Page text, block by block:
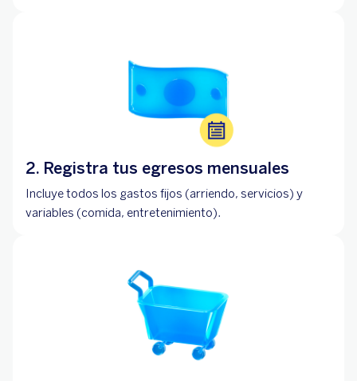
2. Registra tus egresos mensuales
Incluye todos los gastos fijos (arriendo, servicios) y
variables (comida, entretenimiento).